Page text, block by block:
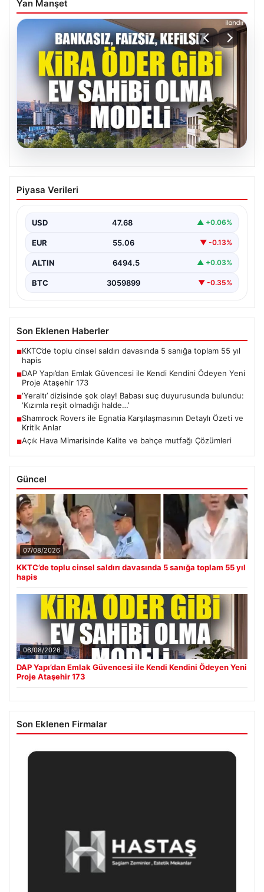
Yan Manşet
DAP Yapı’dan Emlak Güvencesi ile Kendi
Kendini Ödeyen Yeni Proje Ataşehir 173
çeken DAP Gayrimenkul Geliştirme, müşterilerine
sunduğu yeni yaşam modeliyle…
Piyasa Verileri
USD 47.68 ▲ +0.06%
EUR 55.06 ▼ -0.13%
ALTIN 6494.5 ▲ +0.03%
BTC 3059899 ▼ -0.35%
Son Eklenen Haberler
■KKTC’de toplu cinsel saldırı davasında 5 sanığa toplam 55 yıl
hapis
■DAP Yapı’dan Emlak Güvencesi ile Kendi Kendini Ödeyen Yeni
Proje Ataşehir 173
■‘Yeraltı’ dizisinde şok olay! Babası suç duyurusunda bulundu:
‘Kızımla reşit olmadığı halde…’
■Shamrock Rovers ile Egnatia Karşılaşmasının Detaylı Özeti ve
Kritik Anlar
■Açık Hava Mimarisinde Kalite ve bahçe mutfağı Çözümleri
Güncel
07/08/2026
KKTC’de toplu cinsel saldırı davasında 5 sanığa toplam 55 yıl
hapis
06/08/2026
DAP Yapı’dan Emlak Güvencesi ile Kendi Kendini Ödeyen Yeni
Proje Ataşehir 173
Son Eklenen Firmalar